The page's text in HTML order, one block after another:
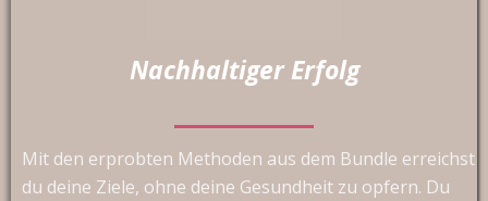
Nachhaltiger Erfolg
Mit den erprobten Methoden aus dem Bundle erreichst
du deine Ziele, ohne deine Gesundheit zu opfern. Du